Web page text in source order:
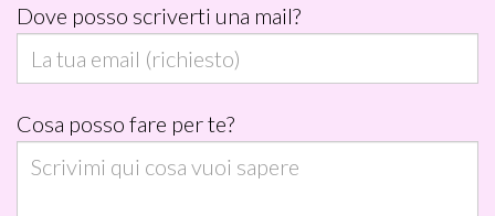
s
)
Dove posso scriverti una mail?
Cosa posso fare per te?